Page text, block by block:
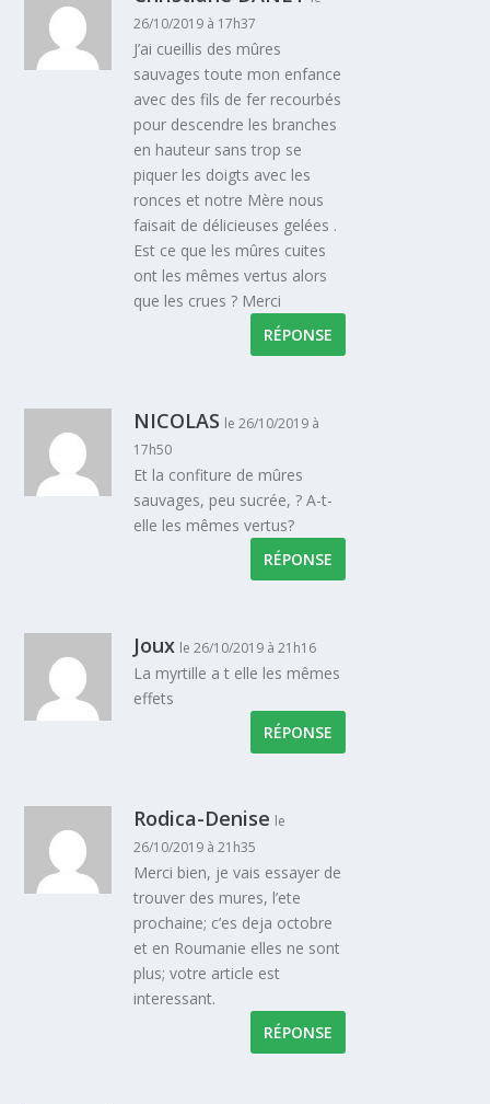
26/10/2019 à 17h37
J’ai cueillis des mûres
sauvages toute mon enfance
avec des fils de fer recourbés
pour descendre les branches
en hauteur sans trop se
piquer les doigts avec les
ronces et notre Mère nous
faisait de délicieuses gelées .
Est ce que les mûres cuites
ont les mêmes vertus alors
que les crues ? Merci
RÉPONSE
NICOLAS le 26/10/2019 à
17h50
Et la confiture de mûres
sauvages, peu sucrée, ? A-t-
elle les mêmes vertus?
RÉPONSE
Joux le 26/10/2019 à 21h16
La myrtille a t elle les mêmes
effets
RÉPONSE
Rodica-Denise le
26/10/2019 à 21h35
Merci bien, je vais essayer de
trouver des mures, l’ete
prochaine; c’es deja octobre
et en Roumanie elles ne sont
plus; votre article est
interessant.
RÉPONSE